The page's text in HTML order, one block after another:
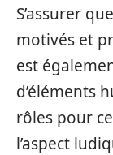
S’assurer
motivés et
est
d’éléments
rôles pour
l’aspect